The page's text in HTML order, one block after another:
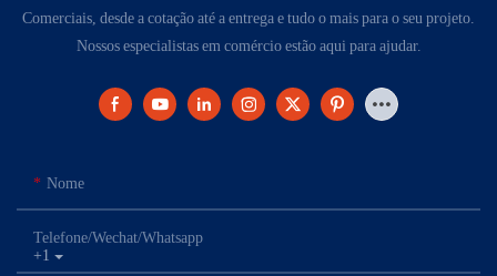
Comerciais, desde a cotação até a entrega e tudo o mais para o seu projeto.
Nossos especialistas em comércio estão aqui para ajudar.
Nome
+1
Telefone/Wechat/Whatsapp